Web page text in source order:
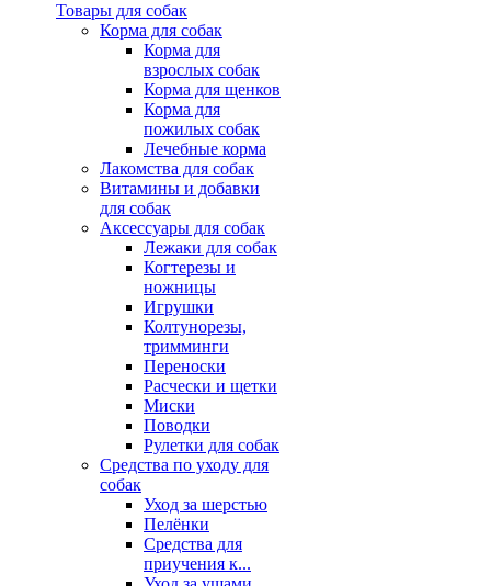
Товары для собак
Корма для собак
Корма для
взрослых собак
Корма для щенков
Корма для
пожилых собак
Лечебные корма
Лакомства для собак
Витамины и добавки
для собак
Аксессуары для собак
Лежаки для собак
Когтерезы и
ножницы
Игрушки
Колтунорезы,
тримминги
Переноски
Расчески и щетки
Миски
Поводки
Рулетки для собак
Средства по уходу для
собак
Уход за шерстью
Пелёнки
Средства для
приучения к...